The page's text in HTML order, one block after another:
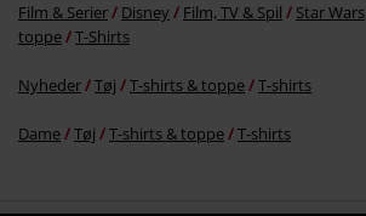
Film & Serier Disney Film, TV & Spil Star Wars
toppe
T-Shirts
Nyheder Tøj T-shirts & toppe T-shirts
Dame Tøj T-shirts & toppe T-shirts